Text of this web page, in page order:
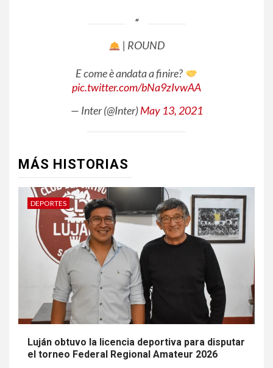
| ROUND
E come è andata a finire?
pic.twitter.com/bNa9zIvwAA
— Inter (@Inter)May 13, 2021
MÁS HISTORIAS
DEPORTES
Luján obtuvo la licencia deportiva para disputar
el torneo Federal Regional Amateur 2026